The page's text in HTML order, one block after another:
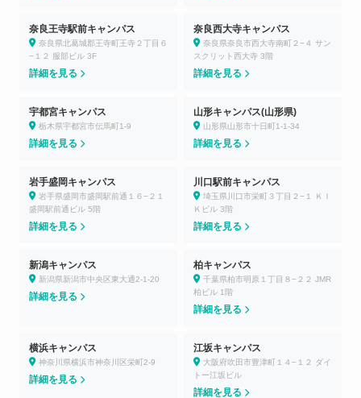
奈良王寺駅前キャンパス
奈良県北葛城郡王寺町王寺２丁目６
−１２ 服部ビル 3F
詳細を見る
奈良西大寺キャンパス
奈良県奈良市西大寺南町２−４ サン
スクリット西大寺 3階
詳細を見る
宇都宮キャンパス
栃木県宇都宮市伝馬町1-9
詳細を見る
山形キャンパス(山形県)
山形県山形市十日町1-1-34
詳細を見る
岩手盛岡キャンパス
岩手県盛岡市盛岡駅前通１６−２１
盛岡駅前通ビル 5階
詳細を見る
川口駅前キャンパス
埼玉県川口市栄町３丁目２−１ ＫＩ
Ｋビル 3階
詳細を見る
新潟キャンパス
新潟県新潟市中央区東大通2-1-20
詳細を見る
柏キャンパス
千葉県柏市明原１丁目８−２２ JMR
柏ビル 1階
詳細を見る
横浜キャンパス
神奈川県横浜市神奈川区栄町2-9
詳細を見る
江坂キャンパス
大阪府吹田市豊津町１４−１２ ダイ
トー江坂ビル
詳細を見る